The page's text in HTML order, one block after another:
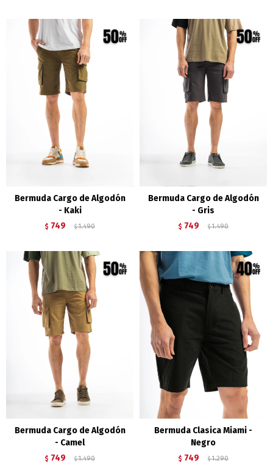
Bermuda Cargo de Algodón
- Kaki
$ 749 $ 1.490
Bermuda Cargo de Algodón
- Gris
$ 749 $ 1.490
Bermuda Cargo de Algodón
- Camel
$ 749 $ 1.490
Bermuda Clasica Miami -
Negro
$ 749 $ 1.290